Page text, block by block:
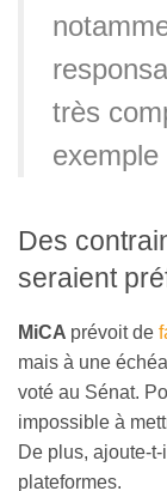
très
exemple
Des
seraient
MiCA prévoit de
mais à une
voté au Sénat.
impossible à
De plus, ajoute-
plateformes.